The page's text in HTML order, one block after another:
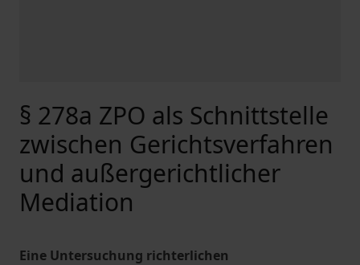
§ 278a ZPO als Schnittstelle
zwischen Gerichtsverfahren
und außergerichtlicher
Mediation
Eine Untersuchung richterlichen